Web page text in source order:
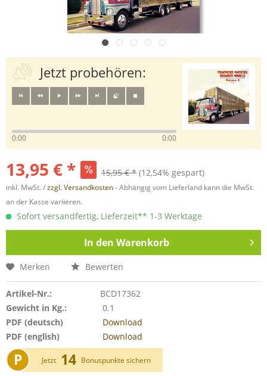
Jetzt probehören:
0:00 0:00
13,95 € * 15,95 € * (12,54% gespart)
inkl. MwSt. /zzgl. Versandkosten- Abhängig vom Lieferland kann die MwSt.
an der Kasse variieren.
Sofort versandfertig, Lieferzeit** 1-3 Werktage
In den Warenkorb
Merken Bewerten
Artikel-Nr.:
BCD17362
Gewicht in Kg.:
0.1
PDF (deutsch)
Download
PDF (english)
Download
P Jetzt 14 Bonuspunkte sichern